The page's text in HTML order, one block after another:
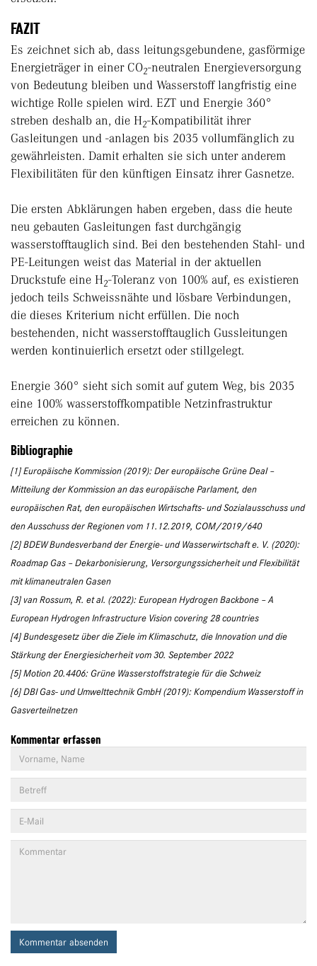
FAZIT
Es zeichnet sich ab, dass leitungsgebundene, gasförmige
Energieträger in einer CO2-neutralen Energieversorgung
von Bedeutung bleiben und Wasserstoff langfristig eine
wichtige Rolle spielen wird. EZT und Energie 360°
streben deshalb an, die H2-Kompatibilität ihrer
Gasleitungen und -anlagen bis 2035 vollumfänglich zu
gewährleisten. Damit erhalten sie sich unter anderem
Flexibilitäten für den künftigen Einsatz ihrer Gasnetze.
Die ersten Abklärungen haben ergeben, dass die heute
neu gebauten Gasleitungen fast durchgängig
wasserstofftauglich sind. Bei den bestehenden Stahl- und
PE-Leitungen weist das Material in der aktuellen
Druckstufe eine H2-Toleranz von 100% auf, es existieren
jedoch teils Schweissnähte und lösbare Verbindungen,
die dieses Kriterium nicht erfüllen. Die noch
bestehenden, nicht wasserstofftauglich Gussleitungen
werden kontinuierlich ersetzt oder stillgelegt.
Energie 360° sieht sich somit auf gutem Weg, bis 2035
eine 100% wasserstoffkompatible Netzinfrastruktur
erreichen zu können.
Bibliographie
[1] Europäische Kommission (2019): Der europäische Grüne Deal –
Mitteilung der Kommission an das europäische Parlament, den
europäischen Rat, den europäischen Wirtschafts- und Sozialausschuss und
den Ausschuss der Regionen vom 11.12.2019, COM/2019/640
[2] BDEW Bundesverband der Energie- und Wasserwirtschaft e. V. (2020):
Roadmap Gas – Dekarbonisierung, Versorgungssicherheit und Flexibilität
mit klimaneutralen Gasen
[3] van Rossum, R. et al. (2022): European Hydrogen Backbone – A
European Hydrogen Infrastructure Vision covering 28 countries
[4] Bundesgesetz über die Ziele im Klimaschutz, die Innovation und die
Stärkung der Energiesicherheit vom 30. September 2022
[5] Motion 20.4406: Grüne Wasserstoffstrategie für die Schweiz
[6] DBI Gas- und Umwelttechnik GmbH (2019): Kompendium Wasserstoff in
Gasverteilnetzen
Kommentar erfassen
Kommentar absenden